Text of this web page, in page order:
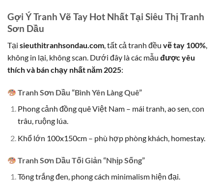
Gợi Ý Tranh Vẽ Tay Hot Nhất Tại Siêu Thị Tranh
Sơn Dầu
Tại sieuthitranhsondau.com, tất cả tranh đều vẽ tay 100%,
không in lại, không scan. Dưới đây là các mẫu được yêu
thích và bán chạy nhất năm 2025:
Tranh Sơn Dầu “Bình Yên Làng Quê”
Phong cảnh đồng quê Việt Nam – mái tranh, ao sen, con
trâu, ruộng lúa.
Khổ lớn 100x150cm – phù hợp phòng khách, homestay.
Tranh Sơn Dầu Tối Giản “Nhịp Sống”
Tông trắng đen, phong cách minimalism hiện đại.